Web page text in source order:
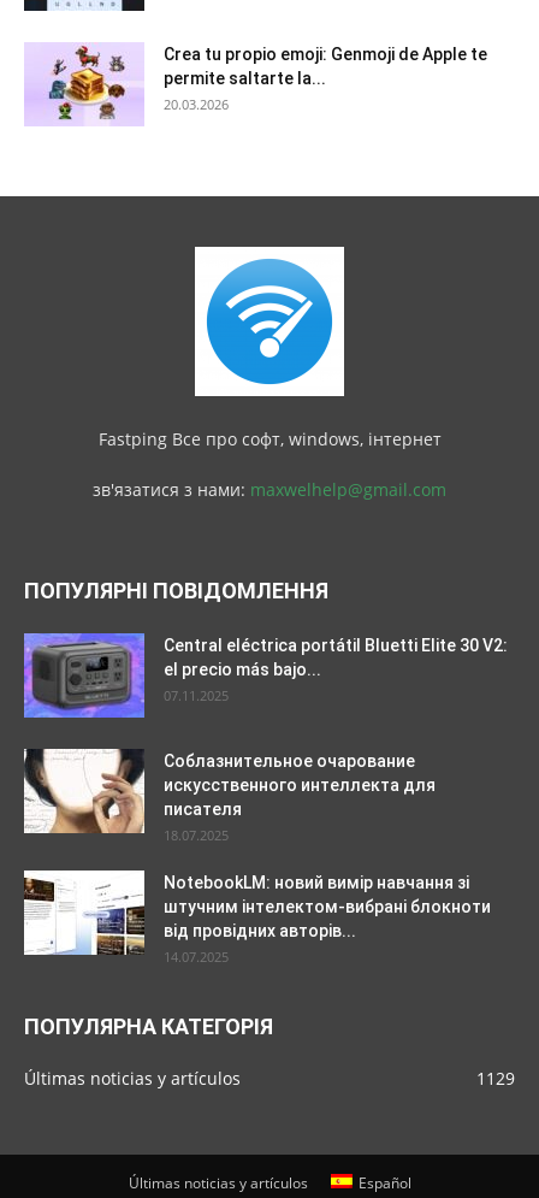
Crea tu propio emoji: Genmoji de Apple te
permite saltarte la...
20.03.2026
Fastping Все про софт, windows, інтернет
зв'язатися з нами: maxwelhelp@gmail.com
ПОПУЛЯРНІ ПОВІДОМЛЕННЯ
Central eléctrica portátil Bluetti Elite 30 V2:
el precio más bajo...
07.11.2025
Соблазнительное очарование
искусственного интеллекта для
писателя
18.07.2025
NotebookLM: новий вимір навчання зі
штучним інтелектом-вибрані блокноти
від провідних авторів...
14.07.2025
ПОПУЛЯРНА КАТЕГОРІЯ
Últimas noticias y artículos 1129
Últimas noticias y artículos Español